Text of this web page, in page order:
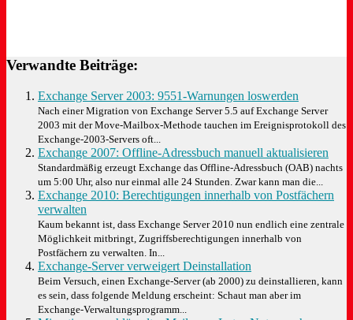
Verwandte Beiträge:
Exchange Server 2003: 9551-Warnungen loswerden
Nach einer Migration von Exchange Server 5.5 auf Exchange Server
2003 mit der Move-Mailbox-Methode tauchen im Ereignisprotokoll des
Exchange-2003-Servers oft...
Exchange 2007: Offline-Adressbuch manuell aktualisieren
Standardmäßig erzeugt Exchange das Offline-Adressbuch (OAB) nachts
um 5:00 Uhr, also nur einmal alle 24 Stunden. Zwar kann man die...
Exchange 2010: Berechtigungen innerhalb von Postfächern
verwalten
Kaum bekannt ist, dass Exchange Server 2010 nun endlich eine zentrale
Möglichkeit mitbringt, Zugriffsberechtigungen innerhalb von
Postfächern zu verwalten. In...
Exchange-Server verweigert Deinstallation
Beim Versuch, einen Exchange-Server (ab 2000) zu deinstallieren, kann
es sein, dass folgende Meldung erscheint: Schaut man aber im
Exchange-Verwaltungsprogramm...